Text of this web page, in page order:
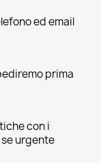
ed email
prima
con i
urgente